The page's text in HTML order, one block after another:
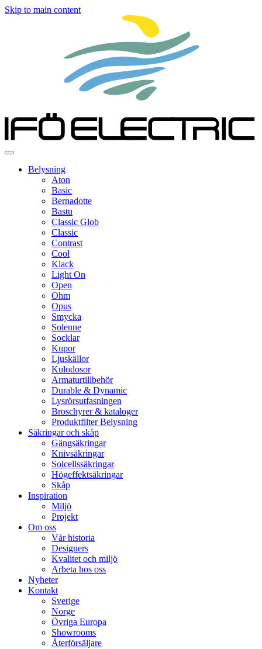
Skip to main content
Belysning
Aton
Basic
Bernadotte
Bastu
Classic Glob
Classic
Contrast
Cool
Klack
Light On
Open
Ohm
Opus
Smycka
Solenne
Socklar
Kupor
Ljuskällor
Kulodosor
Armaturtillbehör
Durable & Dynamic
Lysrörsutfasningen
Broschyrer & kataloger
Produktfilter Belysning
Säkringar och skåp
Gängsäkringar
Knivsäkringar
Solcellssäkringar
Högeffektsäkringar
Skåp
Inspiration
Miljö
Projekt
Om oss
Vår historia
Designers
Kvalitet och miljö
Arbeta hos oss
Nyheter
Kontakt
Sverige
Norge
Övriga Europa
Showrooms
Återförsäljare